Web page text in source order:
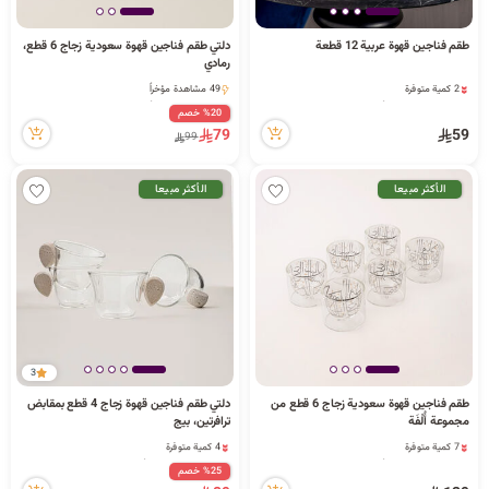
ا طقم فناجين قهوة عربية 12 قطعة
1 قطعة بيعت مؤخراً
2 كمية متوفرة
69 مشاهدة مؤخراً
59
دلتي طقم فناجين قهوة سعودية زجاج 6 قطع،
رمادي
49 مشاهدة مؤخراً
49 مشاهدة مؤخراً%20 خصم
79
99
الأكثر مبيعا
طقم فناجين قهوة سعودية زجاج 6 قطع من
مجموعة أُلْفَة
7 كمية متوفرة
الأكثر مبيعا
3
دلتي طقم فناجين قهوة زجاج 4 قطع بمقابض
ترافرتين، بيج
4 كمية متوفرة
3 قطعة بيعت مؤخراً
46 مشاهدة مؤخراً%25 خصم